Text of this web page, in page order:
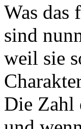
Was das
sind
weil sie
Die Zahl